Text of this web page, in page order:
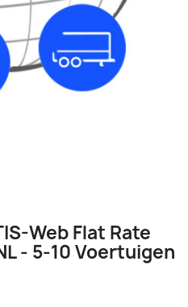
Web Flat Rate
- 5-10 Voertuigen